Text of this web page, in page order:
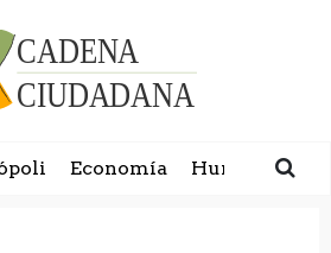
Economía Humanidad